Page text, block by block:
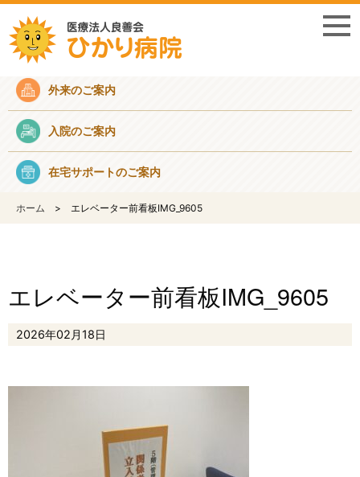
採用情報
外来のご案内
入院のご案内
在宅サポートのご案内
ホーム エレベーター前看板IMG_9605
エレベーター前看板IMG_9605
2026年02月18日